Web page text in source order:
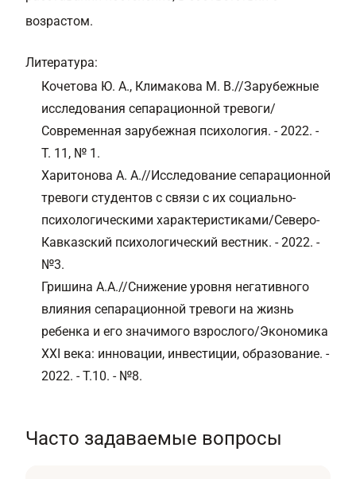
возрастом.
Литература:
Кочетова Ю. А., Климакова М. В.//Зарубежные
исследования сепарационной тревоги/
Современная зарубежная психология. - 2022. -
Т. 11, № 1.
Харитонова А. А.//Исследование сепарационной
тревоги студентов с связи с их социально-
психологическими характеристиками/Северо-
Кавказский психологический вестник. - 2022. -
№3.
Гришина А.А.//Снижение уровня негативного
влияния сепарационной тревоги на жизнь
ребенка и его значимого взрослого/Экономика
XXI века: инновации, инвестиции, образование. -
2022. - Т.10. - №8.
Часто задаваемые вопросы